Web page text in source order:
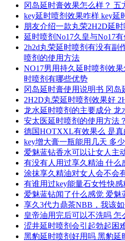
冈岛延时膏效果怎么样？
key延时喷剂效果咋样 key延
朋友介绍一款丸荣2H2D延
延时喷剂No17久皇与No17有
2h2d丸荣延时喷剂有没有副
喷剂的使用方法
NO17男用持久延时喷剂效
时喷剂有哪些优势
冈岛延时膏使用说明书 冈岛
2H2D丸荣延时喷剂效果好
龙水延时喷剂的主要成分 龙
安太医延时喷剂的使用方法
德国HOTXXL有效果么 是真
key增大膏一瓶能用几天 多
爱魅蓝钻香水可以让女人主
有没有人用过享久精油 什么
涂抹享久精油对女人会不会
有谁用过key能量石女性快感
爱魅蓝钻闻了什么感觉 爱魅
享久3代力鼎茶NBB，我该
皇帝油用完后可以不洗吗 怎
涩井延时喷剂会引起勃起困
黑豹延时喷剂好用吗 黑豹延